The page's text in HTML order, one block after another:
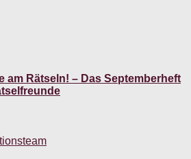
am Rätseln! – Das Septemberheft